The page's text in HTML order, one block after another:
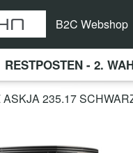
B2C Webshop
RESTPOSTEN - 2.
ASKJA 235.17